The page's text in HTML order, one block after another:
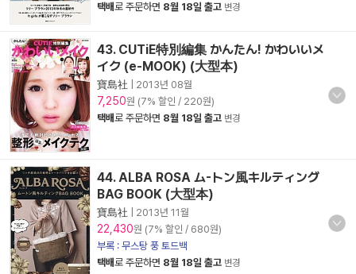
택배로 주문하면 8월 18일 출고 변경
43. CUTiE特別編集 かんたん! かわいいメ
イク (e-MOOK) (大型本)
寶島社 2013년 08월
7,250원 (7% 할인 / 220원)
택배로 주문하면 8월 18일 출고 변경
44. ALBA ROSA ム-トン風キルティング
BAG BOOK (大型本)
寶島社 2013년 11월
22,430원 (7% 할인 / 680원)
부록 : 무스탕 풍 토드백
택배로 주문하면 8월 18일 출고 변경